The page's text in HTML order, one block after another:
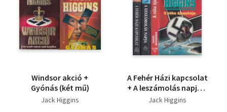
Windsor akció +
Gyónás (két mű)
Jack Higgins
A Fehér Házi kapcsolat
+ A leszámolás napja +
A róka éjszakája
Jack Higgins